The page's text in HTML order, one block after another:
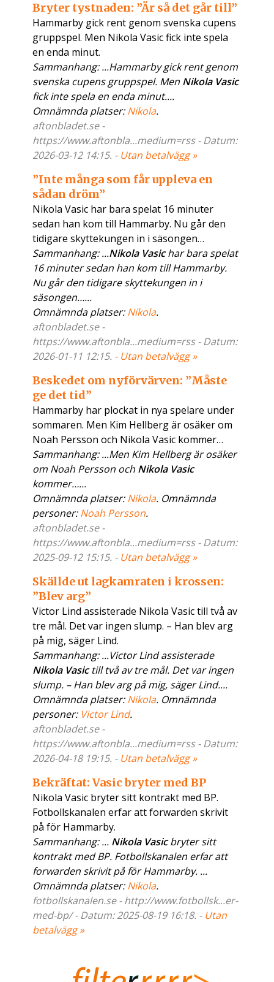
Bryter tystnaden: ”Är så det går till”
Hammarby gick rent genom svenska cupens
gruppspel. Men Nikola Vasic fick inte spela
en enda minut.
Sammanhang: ...Hammarby gick rent genom
svenska cupens gruppspel. Men Nikola Vasic
fick inte spela en enda minut....
Omnämnda platser:Nikola.
aftonbladet.se -
https://www.aftonbla...medium=rss - Datum:
2026-03-12 14:15. - Utan betalvägg »
”Inte många som får uppleva en
sådan dröm”
Nikola Vasic har bara spelat 16 minuter
sedan han kom till Hammarby. Nu går den
tidigare skyttekungen in i säsongen…
Sammanhang: ...Nikola Vasichar bara spelat
16 minuter sedan han kom till Hammarby.
Nu går den tidigare skyttekungen in i
säsongen…...
Omnämnda platser:Nikola.
aftonbladet.se -
https://www.aftonbla...medium=rss - Datum:
2026-01-11 12:15. - Utan betalvägg »
Beskedet om nyförvärven: ”Måste
ge det tid”
Hammarby har plockat in nya spelare under
sommaren. Men Kim Hellberg är osäker om
Noah Persson och Nikola Vasic kommer…
Sammanhang: ...Men Kim Hellberg är osäker
om Noah Persson och Nikola Vasic
kommer…...
Omnämnda platser:Nikola. Omnämnda
personer:Noah Persson.
aftonbladet.se -
https://www.aftonbla...medium=rss - Datum:
2025-09-12 15:15. - Utan betalvägg »
Skällde ut lagkamraten i krossen:
”Blev arg”
Victor Lind assisterade Nikola Vasic till två av
tre mål. Det var ingen slump. – Han blev arg
på mig, säger Lind.
Sammanhang: ...Victor Lind assisterade
Nikola Vasictill två av tre mål. Det var ingen
slump. – Han blev arg på mig, säger Lind....
Omnämnda platser:Nikola. Omnämnda
personer: Victor Lind.
aftonbladet.se -
https://www.aftonbla...medium=rss - Datum:
2026-04-18 19:15. - Utan betalvägg »
Bekräftat: Vasic bryter med BP
Nikola Vasic bryter sitt kontrakt med BP.
Fotbollskanalen erfar att forwarden skrivit
på för Hammarby.
Sammanhang: ... Nikola Vasicbryter sitt
kontrakt med BP. Fotbollskanalen erfar att
forwarden skrivit på för Hammarby. ...
Omnämnda platser:Nikola.
fotbollskanalen.se - http://www.fotbollsk...er-
med-bp/ - Datum: 2025-08-19 16:18. - Utan
betalvägg »